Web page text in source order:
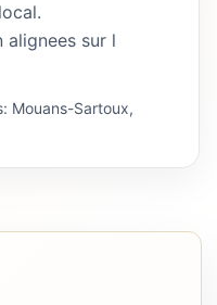
sur l
Mouans-Sartoux,